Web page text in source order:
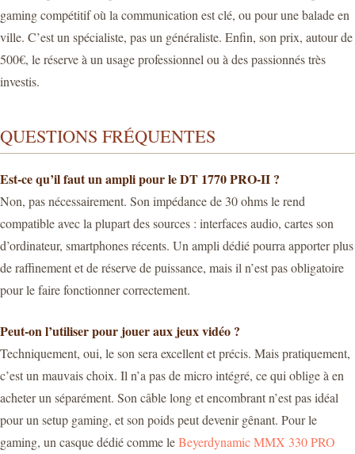
gaming compétitif où la communication est clé, ou pour une balade en
ville. C’est un spécialiste, pas un généraliste. Enfin, son prix, autour de
500€, le réserve à un usage professionnel ou à des passionnés très
investis.
QUESTIONS FRÉQUENTES
Est-ce qu’il faut un ampli pour le DT 1770 PRO-II ?
Non, pas nécessairement. Son impédance de 30 ohms le rend
compatible avec la plupart des sources : interfaces audio, cartes son
d’ordinateur, smartphones récents. Un ampli dédié pourra apporter plus
de raffinement et de réserve de puissance, mais il n’est pas obligatoire
pour le faire fonctionner correctement.
Peut-on l’utiliser pour jouer aux jeux vidéo ?
Techniquement, oui, le son sera excellent et précis. Mais pratiquement,
c’est un mauvais choix. Il n’a pas de micro intégré, ce qui oblige à en
acheter un séparément. Son câble long et encombrant n’est pas idéal
pour un setup gaming, et son poids peut devenir gênant. Pour le
gaming, un casque dédié comme leBeyerdynamic MMX 330 PRO